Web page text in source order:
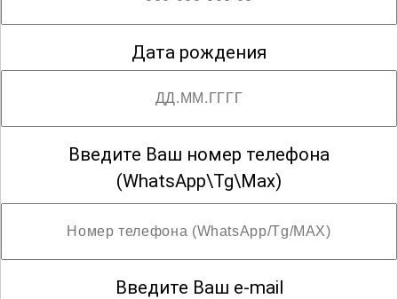
Дата рождения
Введите Ваш номер телефона
(WhatsApp\Tg\Max)
Введите Ваш e-mail